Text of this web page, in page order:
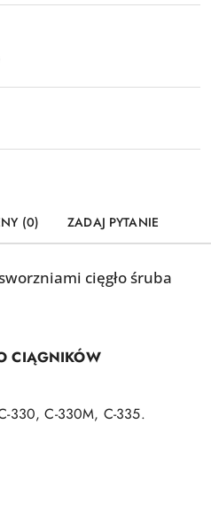
(0) ZADAJ PYTANIE
cięgło śruba
CIĄGNIKÓW
330, C-330M, C-335.